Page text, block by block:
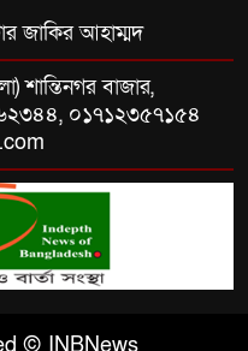
জাকির আহাম্মদ
বাজার,
০১৭১২৩৫৭১৫৪
© INBNews